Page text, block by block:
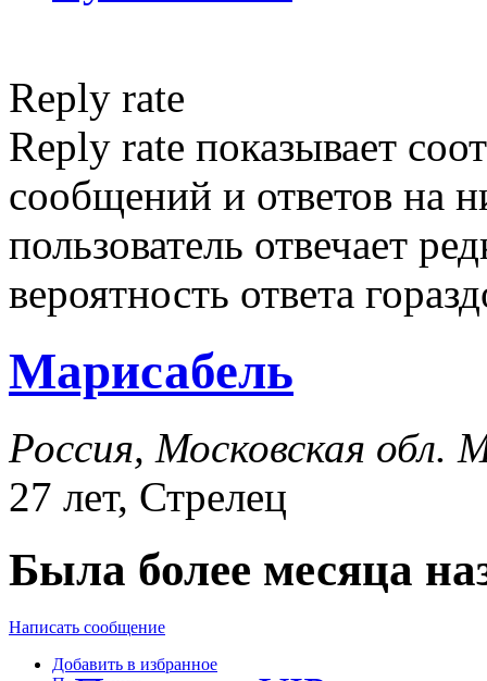
Reply rate
Reply rate показывает
сообщений и ответов на
пользователь отвечает
вероятность ответа
Марисабель
Россия, Московская обл.
27 лет, Стрелец
Была более месяца
Написать сообщение
Добавить в избранное